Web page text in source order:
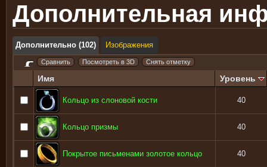
Дополнительная
Дополнительно (102) Изображения
Имя Уровень
Кольцо из слоновой кости 40
Кольцо призмы 40
Покрытое письменами золотое кольцо 40